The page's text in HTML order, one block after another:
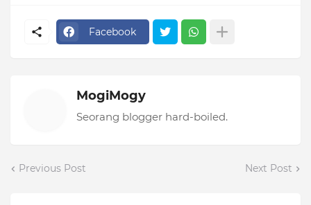
Facebook
MogiMogy
Seorang blogger hard-boiled.
Previous Post Next Post